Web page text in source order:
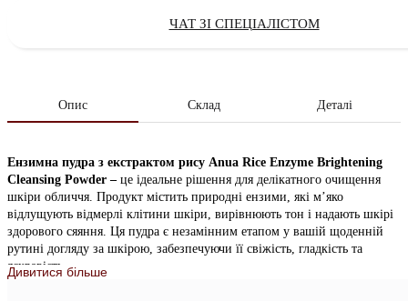
ЧАТ ЗІ СПЕЦІАЛІСТОМ
Опис Склад Деталі
Ензимна пудра з екстрактом рису Anua Rice Enzyme Brightening
Cleansing Powder – це ідеальне рішення для делікатного очищення
шкіри обличчя. Продукт містить природні ензими, які м’яко
відлущують відмерлі клітини шкіри, вирівнюють тон і надають шкірі
здорового сяяння. Ця пудра є незамінним етапом у вашій щоденній
рутині догляду за шкірою, забезпечуючи її свіжість, гладкість та
яскравість.
Дивитися більше